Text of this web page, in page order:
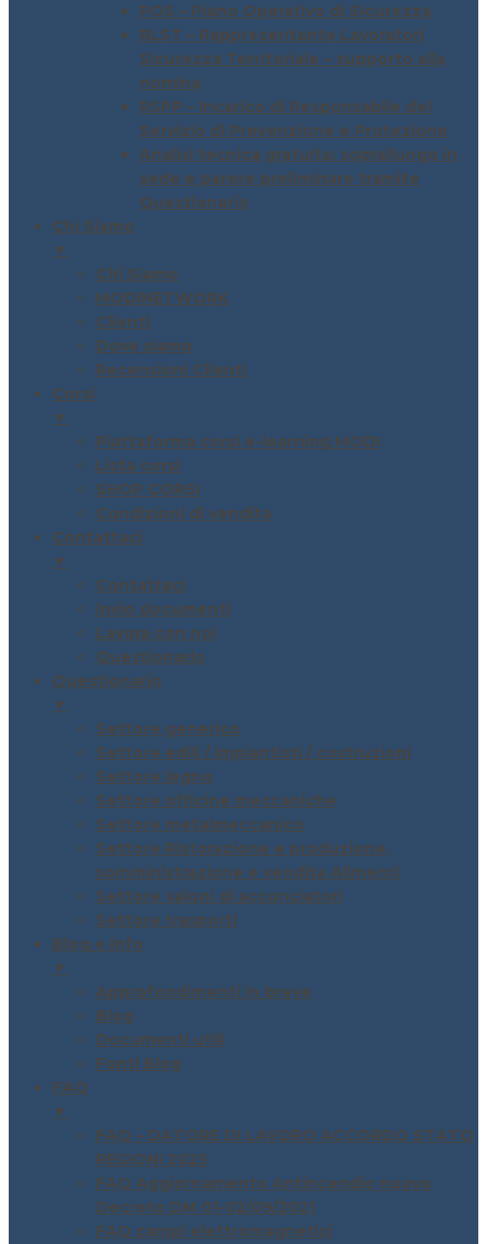
POS – Piano Operativo di Sicurezza
RLST – Rappresentante Lavoratori
Sicurezza Territoriale – supporto alla
nomina
RSPP – Incarico di Responsabile del
Servizio di Prevenzione e Protezione
Analisi tecnica gratuita: sopralluogo in
sede e parere preliminare tramite
Questionario
Chi Siamo
▼
Chi Siamo
MODINETWORK
Clienti
Dove siamo
Recensioni Clienti
Corsi
▼
Piattaforma corsi e-learning MODI
Lista corsi
SHOP CORSI
Condizioni di vendita
Contattaci
▼
Contattaci
Invio documenti
Lavora con noi
Questionario
Questionario
▼
Settore generico
Settore edili / impiantisti / costruzioni
Settore legno
Settore officine meccaniche
Settore metalmeccanico
Settore Ristorazione e produzione,
somministrazione e vendita Alimenti
Settore saloni di acconciatori
Settore trasporti
Blog e Info
▼
Approfondimenti in breve
Blog
Documenti utili
Fonti Blog
FAQ
▼
FAQ – DATORE DI LAVORO ACCORDO STATO
REGIONI 2025
FAQ Aggiornamento Antincendio nuovo
Decreto DM 01-02/09/2021
FAQ campi elettromagnetici